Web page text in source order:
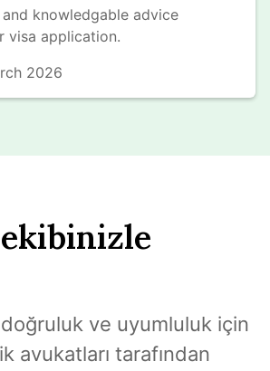
knowledgable advice
visa application.
2026
ve uyumluluk için
avukatları tarafından